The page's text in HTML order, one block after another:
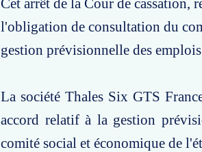
Cet arrêt de la Cour de cassation,
l'obligation de consultation du
gestion prévisionnelle des emplois
La société Thales Six GTS
accord relatif à la gestion
comité social et économique de